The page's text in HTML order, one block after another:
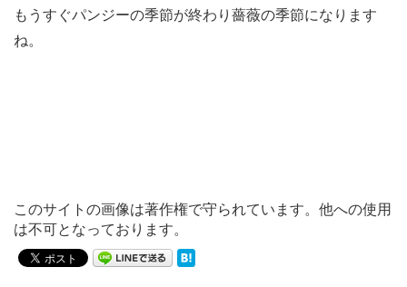
もうすぐパンジーの季節が終わり薔薇の季節になります
ね。
このサイトの画像は著作権で守られています。他への使用
は不可となっております。